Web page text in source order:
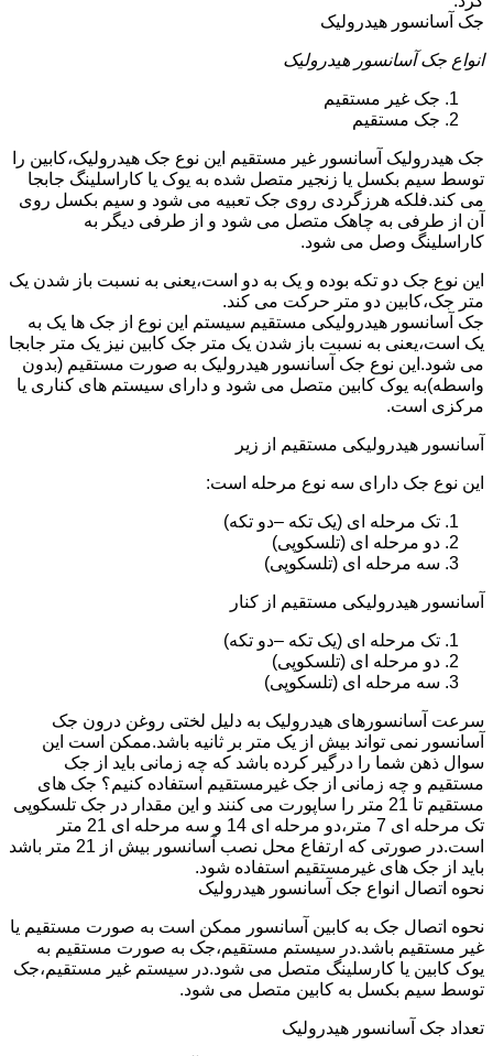
جک آسانسور هیدرولیک
انواع جک آسانسور هیدرولیک
جک غیر مستقیم
جک مستقیم
جک هیدرولیک آسانسور غیر مستقیم این نوع جک هیدرولیک،کابین را
توسط سیم بکسل یا زنجیر متصل شده به یوک یا کاراسلینگ جابجا
می کند.فلکه هرزگردی روی جک تعبیه می شود و سیم بکسل روی
آن از طرفی به چاهک متصل می شود و از طرفی دیگر به
کاراسلینگ وصل می شود.
این نوع جک دو تکه بوده و یک به دو است،یعنی به نسبت باز شدن یک
متر جک،کابین دو متر حرکت می کند.
جک آسانسور هیدرولیکی مستقیم سیستم این نوع از جک ها یک به
یک است،یعنی به نسبت باز شدن یک متر جک کابین نیز یک متر جابجا
می شود.این نوع جک آسانسور هیدرولیک به صورت مستقیم (بدون
واسطه)به یوک کابین متصل می شود و دارای سیستم های کناری یا
مرکزی است.
آسانسور هیدرولیکی مستقیم از زیر
این نوع جک دارای سه نوع مرحله است:
تک مرحله ای (یک تکه –دو تکه)
دو مرحله ای (تلسکوپی)
سه مرحله ای (تلسکوپی)
آسانسور هیدرولیکی مستقیم از کنار
تک مرحله ای (یک تکه –دو تکه)
دو مرحله ای (تلسکوپی)
سه مرحله ای (تلسکوپی)
سرعت آسانسورهای هیدرولیک به دلیل لختی روغن درون جک
آسانسور نمی تواند بیش از یک متر بر ثانیه باشد.ممکن است این
سوال ذهن شما را درگیر کرده باشد که چه زمانی باید از جک
مستقیم و چه زمانی از جک غیرمستقیم استفاده کنیم؟ جک های
مستقیم تا 21 متر را ساپورت می کنند و این مقدار در جک تلسکوپی
تک مرحله ای 7 متر،دو مرحله ای 14 و سه مرحله ای 21 متر
است.در صورتی که ارتفاع محل نصب آسانسور بیش از 21 متر باشد
باید از جک های غیرمستقیم استفاده شود.
نحوه اتصال انواع جک آسانسور هیدرولیک
نحوه اتصال جک به کابین آسانسور ممکن است به صورت مستقیم یا
غیر مستقیم باشد.در سیستم مستقیم،جک به صورت مستقیم به
یوک کابین یا کارسلینگ متصل می شود.در سیستم غیر مستقیم،جک
توسط سیم بکسل به کابین متصل می شود.
تعداد جک آسانسور هیدرولیک